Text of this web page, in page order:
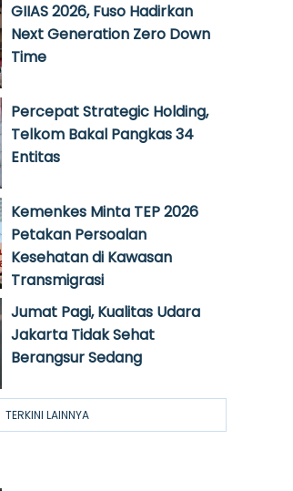
GIIAS 2026, Fuso Hadirkan
Next Generation Zero Down
Time
Percepat Strategic Holding,
Telkom Bakal Pangkas 34
Entitas
Kemenkes Minta TEP 2026
Petakan Persoalan
Kesehatan di Kawasan
Transmigrasi
Jumat Pagi, Kualitas Udara
Jakarta Tidak Sehat
Berangsur Sedang
TERKINI LAINNYA